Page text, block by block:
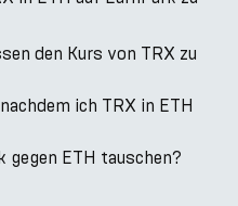
den Kurs von TRX zu
ich TRX in ETH
gegen ETH tauschen?